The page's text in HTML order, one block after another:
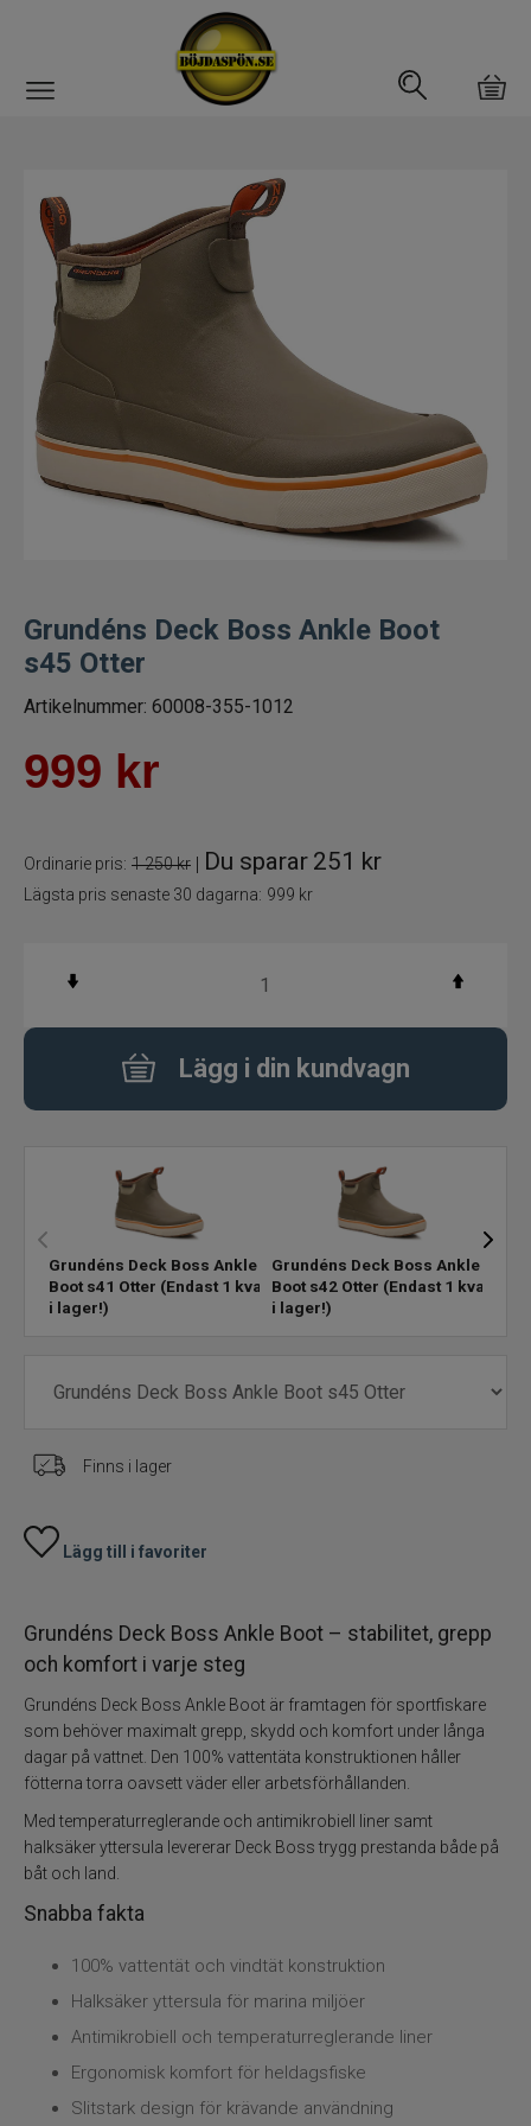
Abborrfemman
Interfiske
Rullar
Spön
Fiskeset
Småplock
Flugbindning
Vinterfiske
Flytplagg
Glasögon
Handskar
Jackor+byxor
Mössor
T-Shirt, skjortor
Vadare
Vadarskor
Trolling
Specimenfiske
Varumärken
Grundéns Deck Boss Ankle Boot
s45 Otter
Artikelnummer: 60008-355-1012
999 kr
Ordinarie pris: 1 250 kr | Du sparar 251 kr
Lägsta pris senaste 30 dagarna: 999 kr
Lägg i din kundvagn
Grundéns Deck Boss Ankle
Boot s41 Otter (Endast 1 kvar
i lager!)
Grundéns Deck Boss Ankle
Boot s42 Otter (Endast 1 kvar
i lager!)
Finns i lager
Lägg till i favoriter
Grundéns Deck Boss Ankle Boot – stabilitet, grepp
och komfort i varje steg
Grundéns Deck Boss Ankle Boot är framtagen för sportfiskare
som behöver maximalt grepp, skydd och komfort under långa
dagar på vattnet. Den 100% vattentäta konstruktionen håller
fötterna torra oavsett väder eller arbetsförhållanden.
Med temperaturreglerande och antimikrobiell liner samt
halksäker yttersula levererar Deck Boss trygg prestanda både på
båt och land.
Snabba fakta
100% vattentät och vindtät konstruktion
Halksäker yttersula för marina miljöer
Antimikrobiell och temperaturreglerande liner
Ergonomisk komfort för heldagsfiske
Slitstark design för krävande användning